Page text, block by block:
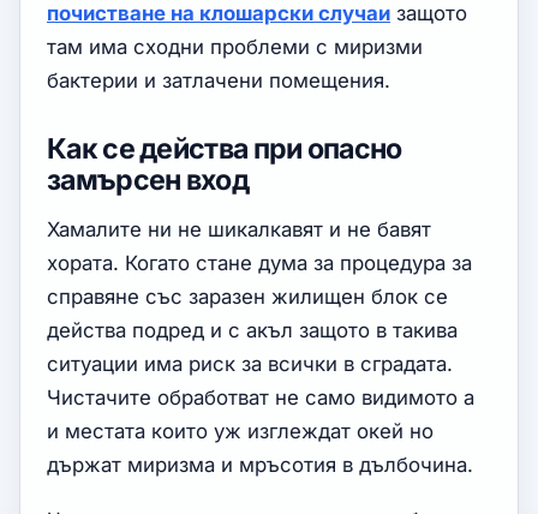
почистване на клошарски случаи защото
там има сходни проблеми с миризми
бактерии и затлачени помещения.
Как се действа при опасно
замърсен вход
Хамалите ни не шикалкавят и не бавят
хората. Когато стане дума за процедура за
справяне със заразен жилищен блок се
действа подред и с акъл защото в такива
ситуации има риск за всички в сградата.
Чистачите обработват не само видимото а
и местата които уж изглеждат окей но
държат миризма и мръсотия в дълбочина.